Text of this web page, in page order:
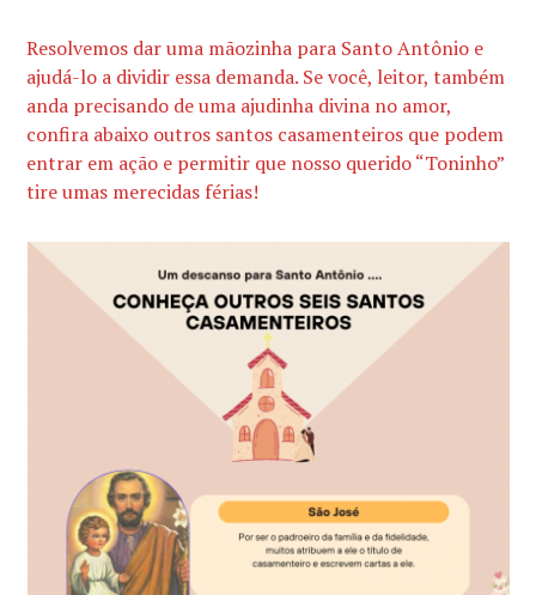
Resolvemos dar uma mãozinha para Santo Antônio e
ajudá-lo a dividir essa demanda. Se você, leitor, também
anda precisando de uma ajudinha divina no amor,
confira abaixo outros santos casamenteiros que podem
entrar em ação e permitir que nosso querido “Toninho”
tire umas merecidas férias!